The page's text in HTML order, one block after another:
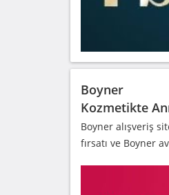
Boyner
Kozmetikte
Boyner alışveriş
fırsatı ve Boyner